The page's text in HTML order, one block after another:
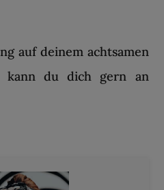
auf deinem achtsamen
kann du dich gern an